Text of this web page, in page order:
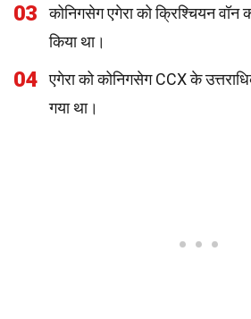
03
कोनिगसेग एगेरा को क्रिश्चियन वॉन
किया था।
04
एगेरा को कोनिगसेग CCX के
गया था।